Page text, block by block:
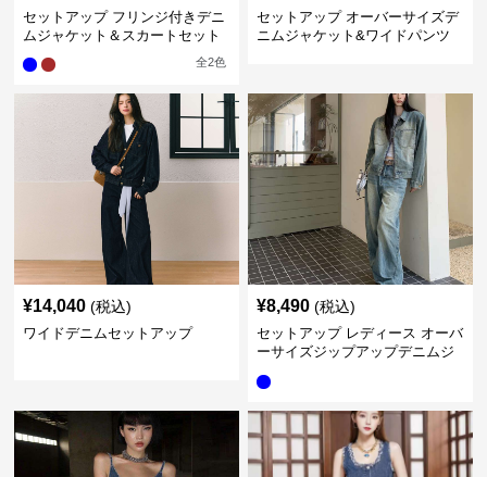
セットアップ フリンジ付きデニ
ムジャケット＆スカートセット
全2色
セットアップ オーバーサイズデ
ニムジャケット&ワイドパンツ
¥14,040 (税込)
ワイドデニムセットアップ
¥8,490 (税込)
セットアップ レディース オーバ
ーサイズジップアップデニムジ